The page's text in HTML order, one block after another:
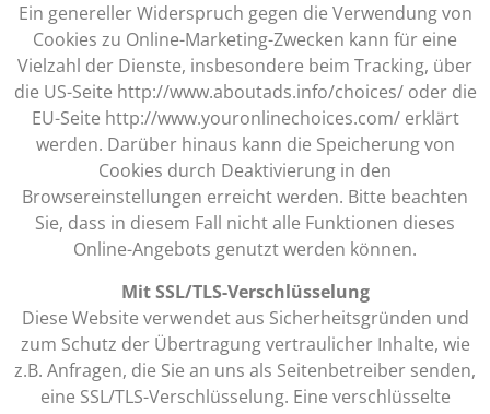
Ein genereller Widerspruch gegen die Verwendung von
Cookies zu Online-Marketing-Zwecken kann für eine
Vielzahl der Dienste, insbesondere beim Tracking, über
die US-Seite http://www.aboutads.info/choices/ oder die
EU-Seite http://www.youronlinechoices.com/ erklärt
werden. Darüber hinaus kann die Speicherung von
Cookies durch Deaktivierung in den
Browsereinstellungen erreicht werden. Bitte beachten
Sie, dass in diesem Fall nicht alle Funktionen dieses
Online-Angebots genutzt werden können.
Mit SSL/TLS-Verschlüsselung
Diese Website verwendet aus Sicherheitsgründen und
zum Schutz der Übertragung vertraulicher Inhalte, wie
z.B. Anfragen, die Sie an uns als Seitenbetreiber senden,
eine SSL/TLS-Verschlüsselung. Eine verschlüsselte